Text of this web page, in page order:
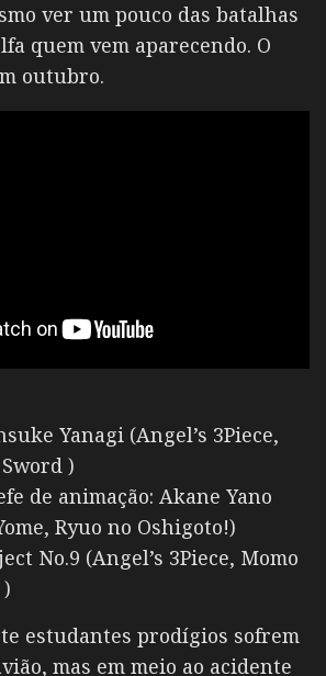
ver um pouco das batalhas
quem vem aparecendo. O
outubro.
Yanagi (Angel’s 3Piece,
)
de animação: Akane Yano
Ryuo no Oshigoto!)
No.9 (Angel’s 3Piece, Momo
estudantes prodígios sofrem
mas em meio ao acidente